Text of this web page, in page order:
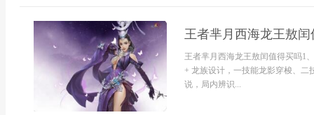
王者芈月西海龙王敖
王者芈月西海龙王敖闰值得买吗1
+ 龙族设计，一技能龙影穿梭、二
说，局内辨识...